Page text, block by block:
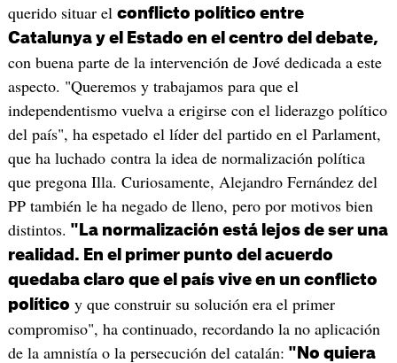
querido situar el conflicto político entre
Catalunya y el Estado en el centro del debate,
con buena parte de la intervención de Jové dedicada a este
aspecto. "Queremos y trabajamos para que el
independentismo vuelva a erigirse con el liderazgo político
del país", ha espetado el líder del partido en el Parlament,
que ha luchado contra la idea de normalización política
que pregona Illa. Curiosamente, Alejandro Fernández del
PP también le ha negado de lleno, pero por motivos bien
distintos. "La normalización está lejos de ser una
realidad. En el primer punto del acuerdo
quedaba claro que el país vive en un conflicto
político y que construir su solución era el primer
compromiso", ha continuado, recordando la no aplicación
de la amnistía o la persecución del catalán: "No quiera